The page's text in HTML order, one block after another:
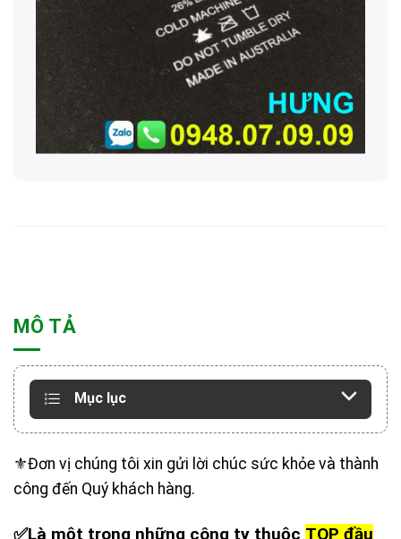
MÔ TẢ
Mục lục
⚜️Đơn vị chúng tôi xin gửi lời chúc sức khỏe và thành
công đến Quý khách hàng.
✅Là một trong những công ty thuộc TOP đầu